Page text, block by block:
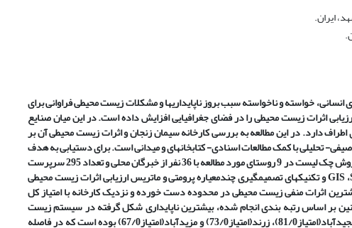
ایران.
خواسته و ناخواسته سبب بروز ناپایداری­ها و مشکلات زیست محیطی فراوانی برای
اثرات زیست محیطی را در فضای جغرافیایی افزایش داده است. در این میان صنایع
دارد. در این مطالعه به بررسی کارخانه سیمان زنجان و اثرات زیست محیطی آن بر
تحلیلی با کمک مطالعات اسنادی- کتابخانه­ای و میدانی است. برای دستیابی به هدف
تحقیق از طریق تحلیل داده­های پرسشنامه ای حاصل از شاخص های روش چک لیست در 9 روستای مورد مطالعه با 36 نفر از خبرگان محلی و تعداد 295 سرپرست
،GISو تکنیک­های تصمیم­گیری چندمعیاره پرومتی و ماتریس ارزیابی اثرات زیست محیطی
اثرات منفی زیست محیطی در محدوده دست خورده و نزدیک کارخانه با امتیاز کل
بر اساس رتبه بندی انجام شده، بیشترین ناپایداری شکل گرفته در سیستم زیست
محیطی روستایی، ناشی از فعالیت کارخانه به ترتیب در روستاهای مجیدآباد(امتیاز81/0)، زرند(امتیاز73/0) و مزیدآباد(امتیاز67/0) بوده است که در فاصله